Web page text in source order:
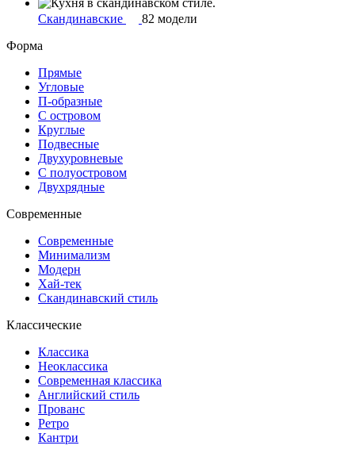
Скандинавские
82 модели
Форма
Прямые
Угловые
П-образные
С островом
Круглые
Подвесные
Двухуровневые
С полуостровом
Двухрядные
Современные
Современные
Минимализм
Модерн
Хай-тек
Скандинавский стиль
Классические
Классика
Неоклассика
Современная классика
Английский стиль
Прованс
Ретро
Кантри